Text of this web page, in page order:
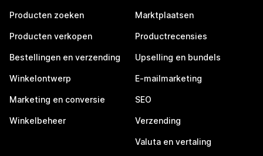
Producten zoeken
Producten verkopen
Bestellingen en verzending
Winkelontwerp
Marketing en conversie
Winkelbeheer
Marktplaatsen
Productrecensies
Upselling en bundels
E-mailmarketing
SEO
Verzending
Valuta en vertaling